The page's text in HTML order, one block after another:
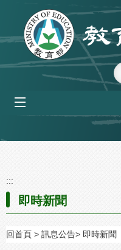
跳到主要內容區塊
:::
即時新聞
回首頁 訊息公告 即時新聞